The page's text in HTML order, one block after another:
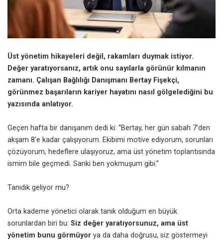
Üst yönetim hikayeleri değil, rakamları duymak istiyor.
Değer yaratıyorsanız, artık onu sayılarla görünür kılmanın
zamanı. Çalışan Bağlılığı Danışmanı Bertay Fişekçi,
görünmez başarıların kariyer hayatını nasıl gölgelediğini bu
yazısında anlatıyor.
Geçen hafta bir danışanım dedi ki: “Bertay, her gün sabah 7’den
akşam 8’e kadar çalışıyorum. Ekibimi motive ediyorum, sorunları
çözüyorum, hedeflere ulaşıyoruz, ama üst yönetim toplantısında
ismim bile geçmedi. Sanki ben yokmuşum gibi.”
Tanıdık geliyor mu?
Orta kademe yönetici olarak tanık olduğum en büyük
sorunlardan biri bu: Siz değer yaratıyorsunuz, ama üst
yönetim bunu görmüyor ya da daha doğrusu, siz göstermeyi